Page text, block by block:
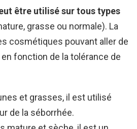
être utilisé sur tous types
grasse ou normale). La
cosmétiques pouvant aller de
en fonction de la tolérance de
et grasses, il est utilisé
de la séborrhée.